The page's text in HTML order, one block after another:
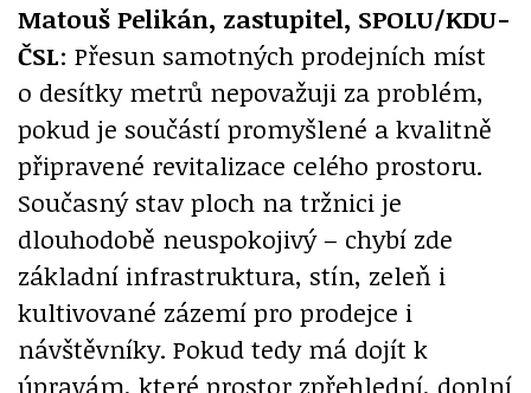
Matouš Pelikán, zastupitel, SPOLU/KDU-
ČSL: Přesun samotných prodejních míst
o desítky metrů nepovažuji za problém,
pokud je součástí promyšlené a kvalitně
připravené revitalizace celého prostoru.
Současný stav ploch na tržnici je
dlouhodobě neuspokojivý – chybí zde
základní infrastruktura, stín, zeleň i
kultivované zázemí pro prodejce i
návštěvníky. Pokud tedy má dojít k
úpravám, které prostor zpřehlední, doplní